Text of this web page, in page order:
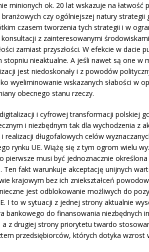
minionych ok. 20 lat wskazuje na
czy ogólniejszej natury strategii
czasem tworzenia tych strategii i w
z zainteresowanymi
zamiast przyszłości. W efekcie w dacie
stopniu nieaktualne. A jeśli nawet są one w
jest niedoskonały i z powodów
wyeliminowanie wskazanych słabości w
obecnego stanu rzeczy.
i cyfrowej transformacji polskiej
i niezbędnym tak dla wychodzenia z
realizacji długofalowych celów
rynku UE. Wiążę się z tym ogrom wielu
pierwsze musi być jednoznacznie
Ten fakt warunkuje akceptację unijnych
krajowym bez ich zniekształceń
jest odblokowanie możliwych do
I to w sytuacji z jednej strony aktualnie
bankowego do finansowania niezbędnych
a z drugiej strony priorytetu twardo
przedsiębiorców, których dotyka wzrost